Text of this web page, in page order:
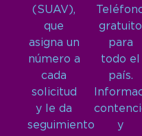
(SUAV),
que
asigna un
número a
cada
solicitud
y le da
seguimiento
gratuito
para
todo el
país.
y